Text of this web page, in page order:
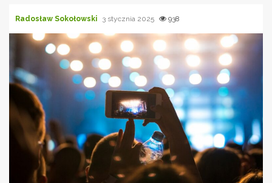
Radosław Sokołowski 3 stycznia 2025 938